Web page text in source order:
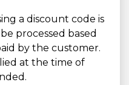
a discount code is
processed based
by the customer.
at the time of